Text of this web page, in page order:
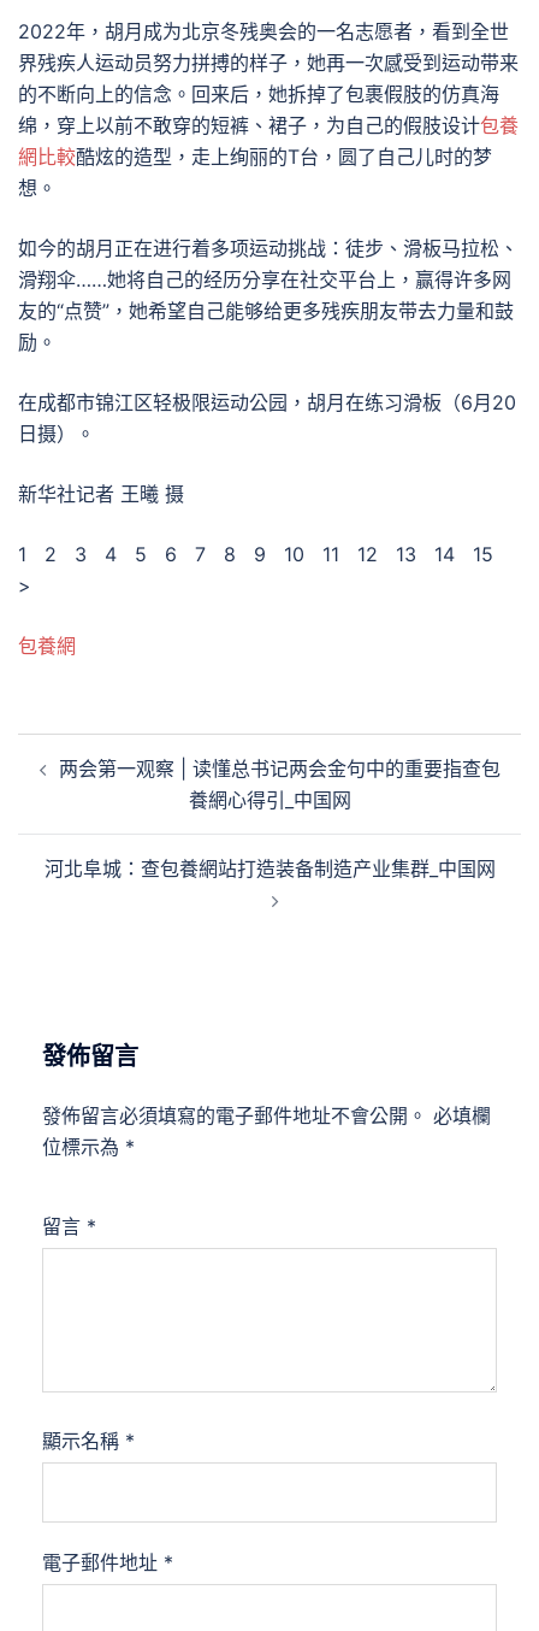
2022年，胡月成为北京冬残奥会的一名志愿者，看到全世
界残疾人运动员努力拼搏的样子，她再一次感受到运动带来
的不断向上的信念。回来后，她拆掉了包裹假肢的仿真海
绵，穿上以前不敢穿的短裤、裙子，为自己的假肢设计包養
網比較酷炫的造型，走上绚丽的T台，圆了自己儿时的梦
想。
如今的胡月正在进行着多项运动挑战：徒步、滑板马拉松、
滑翔伞……她将自己的经历分享在社交平台上，赢得许多网
友的“点赞”，她希望自己能够给更多残疾朋友带去力量和鼓
励。
在成都市锦江区轻极限运动公园，胡月在练习滑板（6月20
日摄）。
新华社记者 王曦 摄
1 2 3 4 5 6 7 8 9 10 11 12 13 14 15
>
包養網
章 两会第一观察 | 读懂总书记两会金句中的重要指查包
養網心得引_中国网
河北阜城：查包養網站打造装备制造产业集群_中国网
發佈留言
發佈留言必須填寫的電子郵件地址不會公開。 必填欄
位標示為 *
留言 *
顯示名稱 *
電子郵件地址 *